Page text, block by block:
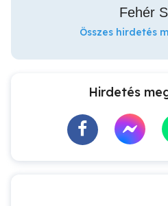
Fehér
Összes hirdetés
Hirdetés